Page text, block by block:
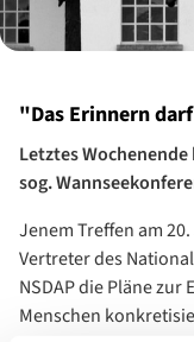
"Das Erinnern
Letztes
sog.
Jenem Treffen am
Vertreter des
NSDAP die Pläne
Menschen